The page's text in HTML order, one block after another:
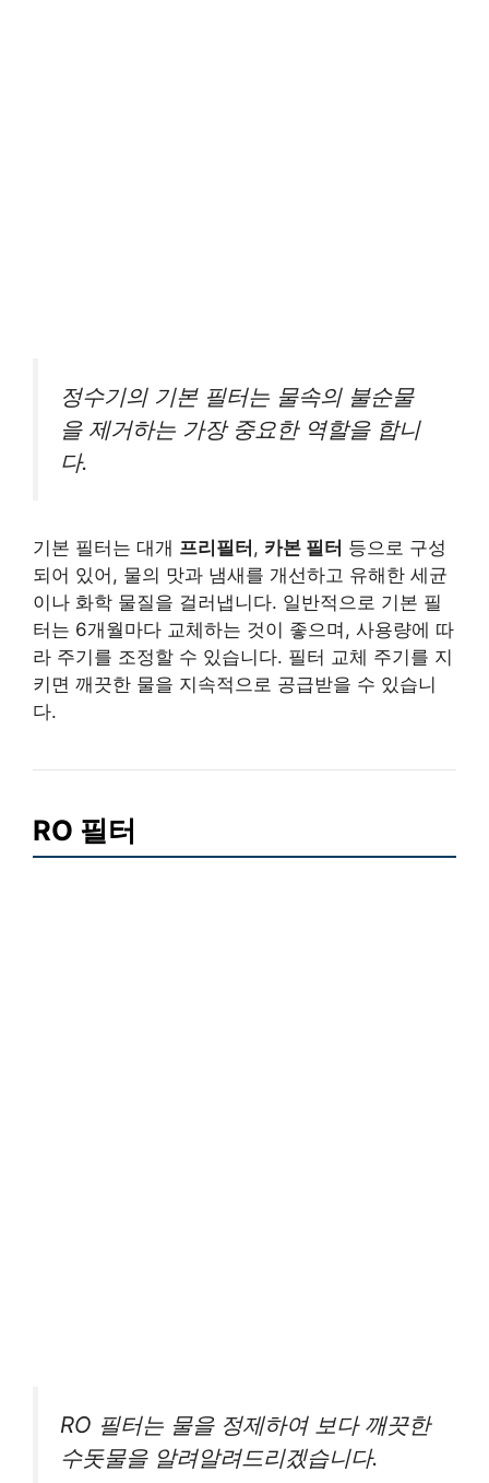
정수기의 기본 필터는 물속의 불순물
을 제거하는 가장 중요한 역할을 합니
다.
기본 필터는 대개 프리필터, 카본 필터 등으로 구성
되어 있어, 물의 맛과 냄새를 개선하고 유해한 세균
이나 화학 물질을 걸러냅니다. 일반적으로 기본 필
터는 6개월마다 교체하는 것이 좋으며, 사용량에 따
라 주기를 조정할 수 있습니다. 필터 교체 주기를 지
키면 깨끗한 물을 지속적으로 공급받을 수 있습니
다.
RO 필터
RO 필터는 물을 정제하여 보다 깨끗한
수돗물을 알려알려드리겠습니다.